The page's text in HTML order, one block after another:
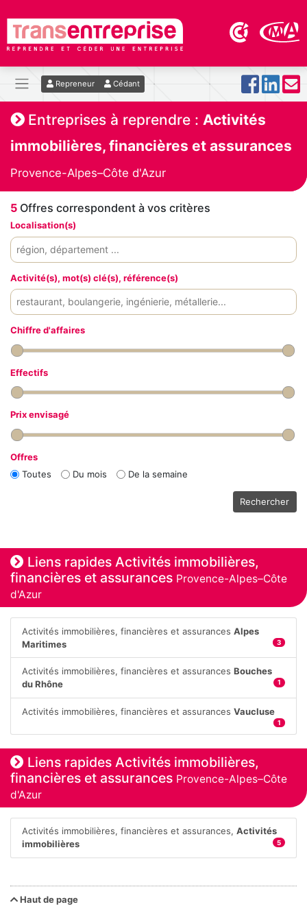
Repreneur Cédant
Entreprises à reprendre : Activités
immobilières, financières et assurances
Provence-Alpes–Côte d'Azur
5 Offres correspondent à vos critères
Localisation(s)
Activité(s), mot(s) clé(s), référence(s)
Chiffre d'affaires
Effectifs
Prix envisagé
Offres
Toutes
Du mois De la semaine
Rechercher
Liens rapides Activités immobilières,
financières et assurances Provence-Alpes–Côte
d'Azur
Activités immobilières, financières et assurancesAlpes
Maritimes
3
Activités immobilières, financières et assurancesBouches
du Rhône
1
Activités immobilières, financières et assurancesVaucluse
1
Liens rapides Activités immobilières,
financières et assurances Provence-Alpes–Côte
d'Azur
Activités immobilières, financières et assurances,Activités
immobilières
5
Haut de page